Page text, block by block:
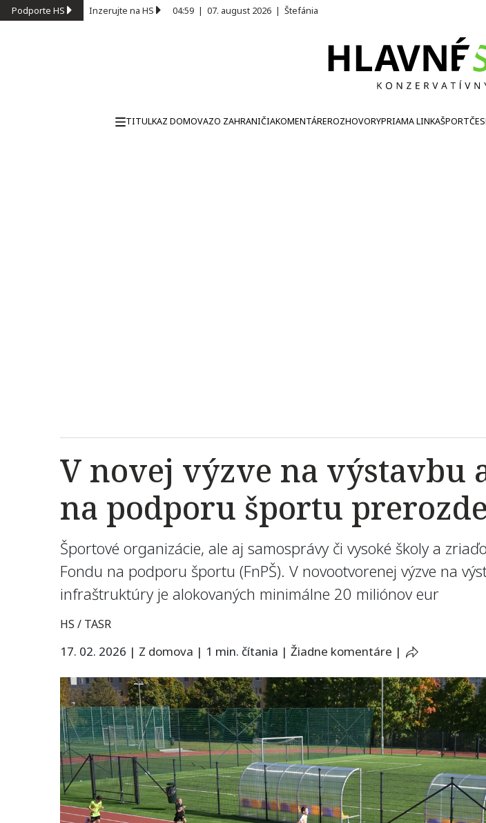
Podporte HS Inzerujte na HS 04:59 | 07. august 2026 | Štefánia
TITULKAZ DOMOVAZO ZAHRANIČIAKOMENTÁREROZHOVORYPRIAMA LINKAŠPORT
V novej výzve na výstavbu
na podporu športu
Športové organizácie, ale aj samosprávy či vysoké školy a
Fondu na podporu športu (FnPŠ). V novootvorenej výzve na
infraštruktúry je alokovaných minimálne 20 miliónov eur
HS / TASR
17. 02. 2026 | Z domova | 1 min. čítania | Žiadne komentáre |